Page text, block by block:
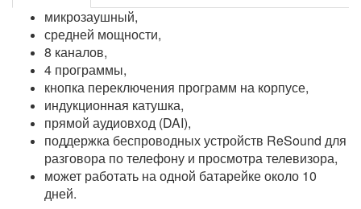
микрозаушный,
средней мощности,
8 каналов,
4 программы,
кнопка переключения программ на корпусе,
индукционная катушка,
прямой аудиовход (DAI),
поддержка беспроводных устройств ReSound для
разговора по телефону и просмотра телевизора,
может работать на одной батарейке около 10
дней.